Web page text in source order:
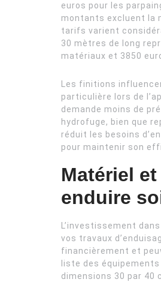
euros pour les
montants excluent la
tarifs varient
30 mètres de long
matériaux et 3850
Les finitions
particulière lors de
demande moins de
hydrofuge, bien que
réduit les besoins
pour maintenir son
Matériel
enduire
L’investissement
vos travaux
financièrement et
liste des
dimensions 30 par 40